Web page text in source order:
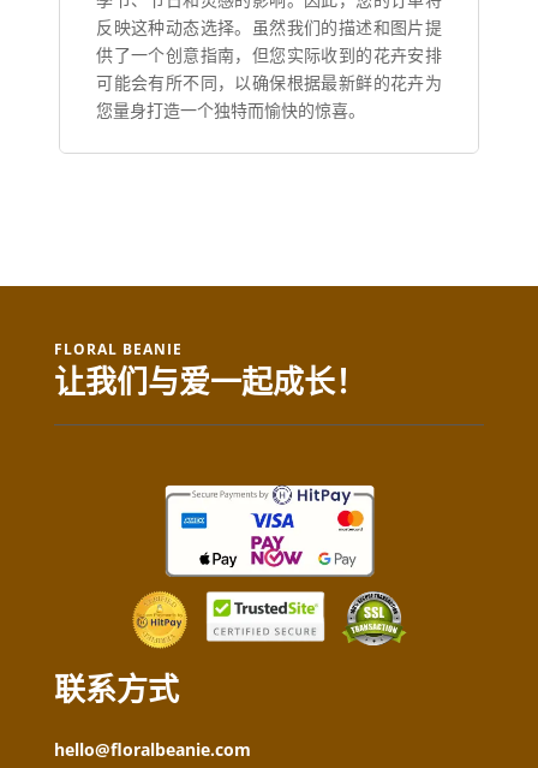
反映这种动态选择。虽然我们的描述和图片提
供了一个创意指南，但您实际收到的花卉安排
可能会有所不同，以确保根据最新鲜的花卉为
您量身打造一个独特而愉快的惊喜。
FLORAL BEANIE
让我们与爱一起成长！
联系方式
hello@floralbeanie.com